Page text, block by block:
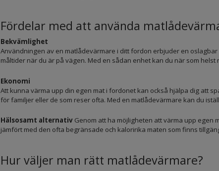
Fördelar med att använda
Bekvämlighet
Användningen av en matlådevärmare i ditt fordon erbjuder en
måltider när du är på vägen. Med en sådan enhet kan du när som helst
Ekonomi
Att kunna värma upp din egen mat i fordonet kan också hjälpa dig att
för familjer eller de som reser ofta. Med en matlådevärmare kan du
Hälsosamt alternativ Genom att ha möjligheten att värma upp egen
jämfört med den ofta begränsade och kaloririka maten som finns
Hur väljer man rätt matlådevärmare?